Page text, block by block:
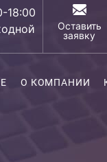
18:00
Оставить
заявку
О КОМПАНИИ